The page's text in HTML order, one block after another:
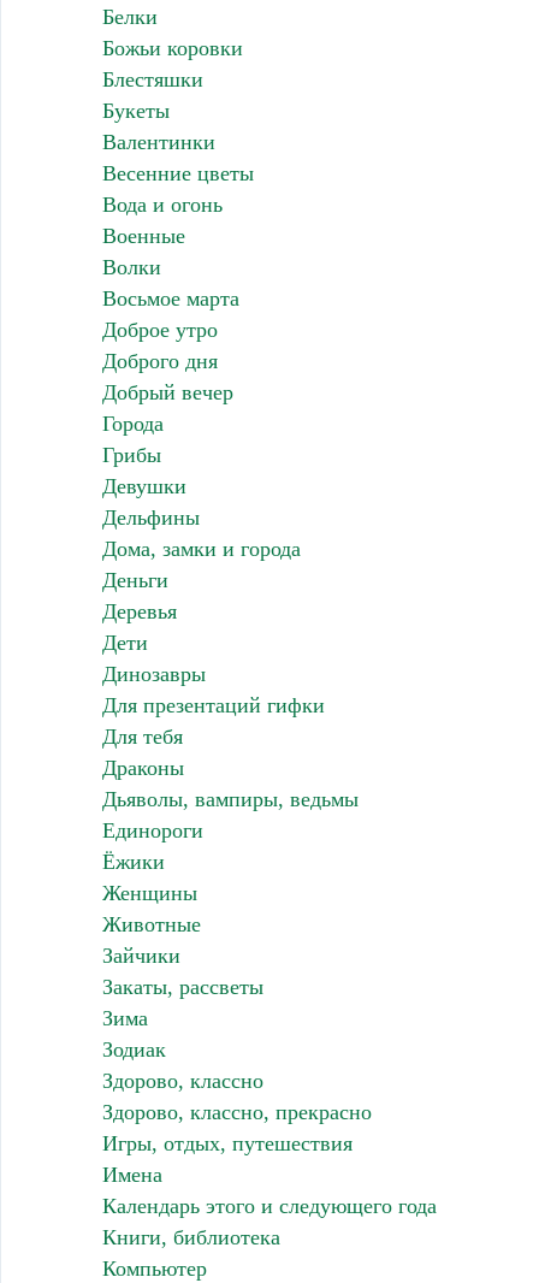
Белки
Божьи коровки
Блестяшки
Букеты
Валентинки
Весенние цветы
Вода и огонь
Военные
Волки
Восьмое марта
Доброе утро
Доброго дня
Добрый вечер
Города
Грибы
Девушки
Дельфины
Дома, замки и города
Деньги
Деревья
Дети
Динозавры
Для презентаций гифки
Для тебя
Драконы
Дьяволы, вампиры, ведьмы
Единороги
Ёжики
Женщины
Животные
Зайчики
Закаты, рассветы
Зима
Зодиак
Здорово, классно
Здорово, классно, прекрасно
Игры, отдых, путешествия
Имена
Календарь этого и следующего года
Книги, библиотека
Компьютер